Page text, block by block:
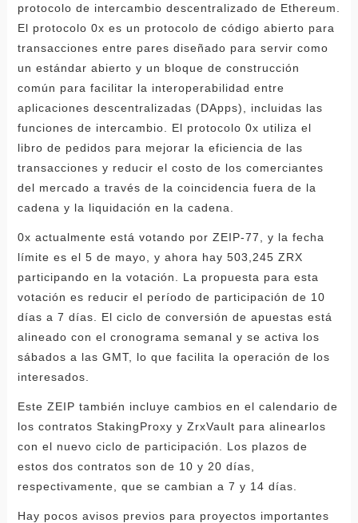
protocolo de intercambio descentralizado de Ethereum.
El protocolo 0x es un protocolo de código abierto para
transacciones entre pares diseñado para servir como
un estándar abierto y un bloque de construcción
común para facilitar la interoperabilidad entre
aplicaciones descentralizadas (DApps), incluidas las
funciones de intercambio. El protocolo 0x utiliza el
libro de pedidos para mejorar la eficiencia de las
transacciones y reducir el costo de los comerciantes
del mercado a través de la coincidencia fuera de la
cadena y la liquidación en la cadena.
0x actualmente está votando por ZEIP-77, y la fecha
límite es el 5 de mayo, y ahora hay 503,245 ZRX
participando en la votación. La propuesta para esta
votación es reducir el período de participación de 10
días a 7 días. El ciclo de conversión de apuestas está
alineado con el cronograma semanal y se activa los
sábados a las GMT, lo que facilita la operación de los
interesados.
Este ZEIP también incluye cambios en el calendario de
los contratos StakingProxy y ZrxVault para alinearlos
con el nuevo ciclo de participación. Los plazos de
estos dos contratos son de 10 y 20 días,
respectivamente, que se cambian a 7 y 14 días.
Hay pocos avisos previos para proyectos importantes